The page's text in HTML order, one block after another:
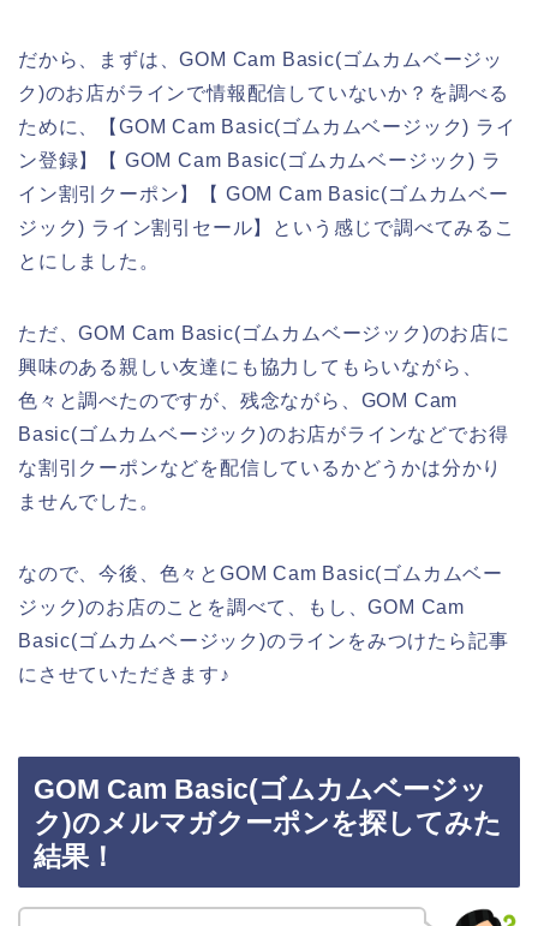
だから、まずは、GOM Cam Basic(ゴムカムベージッ
ク)のお店がラインで情報配信していないか？を調べる
ために、【GOM Cam Basic(ゴムカムベージック) ライ
ン登録】【 GOM Cam Basic(ゴムカムベージック) ラ
イン割引クーポン】【 GOM Cam Basic(ゴムカムベー
ジック) ライン割引セール】という感じで調べてみるこ
とにしました。
ただ、GOM Cam Basic(ゴムカムベージック)のお店に
興味のある親しい友達にも協力してもらいながら、
色々と調べたのですが、残念ながら、GOM Cam
Basic(ゴムカムベージック)のお店がラインなどでお得
な割引クーポンなどを配信しているかどうかは分かり
ませんでした。
なので、今後、色々とGOM Cam Basic(ゴムカムベー
ジック)のお店のことを調べて、もし、GOM Cam
Basic(ゴムカムベージック)のラインをみつけたら記事
にさせていただきます♪
GOM Cam Basic(ゴムカムベージッ
ク)のメルマガクーポンを探してみた
結果！